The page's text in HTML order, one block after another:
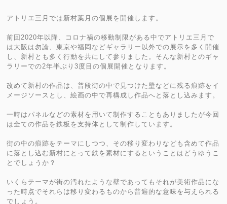
アトリエ三月では新村葉月の個展を開催します。
前回2020年以降、コロナ禍の移動制限がある中でアトリエ三月で
は大阪は勿論、東京や福岡などギャラリー以外での展示を多く開催
し、新村とも多く行動を共にして参りました。そんな新村とのギャ
ラリーでの2年半ぶり3度目の個展開催となります。
改めて新村の作品は、普段街の中で見つけた壁などに残る痕跡をイ
メージソースとし、絵画の中で再構成し作品へと落とし込みます。
一時はパネルなどの素材を用いて制作することもありましたが今回
は全ての作品を鉄板を支持体として制作しています。
街の中の痕跡をテーマにしつつ、その移り変わりなども含めて作品
に落とし込む新村にとって鉄を素材にするということはどうゆうこ
とでしょうか？
いくらテーマが街の汚れたような壁であってもそれが美術作品にな
った時点でそれらは移り変わるものから普遍的な意味を与えられる
でしょう。